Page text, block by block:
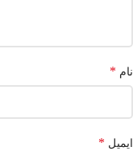
نام *
ایمیل *